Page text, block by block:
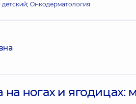
Онкодерматология
ногах и ягодицах: